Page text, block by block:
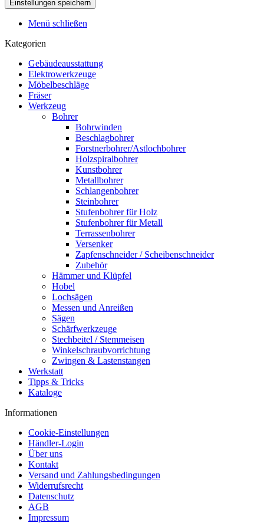
Menü schließen
Kategorien
Gebäudeausstattung
Elektrowerkzeuge
Möbelbeschläge
Fräser
Werkzeug
Bohrer
Bohrwinden
Beschlagbohrer
Forstnerbohrer/Astlochbohrer
Holzspiralbohrer
Kunstbohrer
Metallbohrer
Schlangenbohrer
Steinbohrer
Stufenbohrer für Holz
Stufenbohrer für Metall
Terrassenbohrer
Versenker
Zapfenschneider / Scheibenschneider
Zubehör
Hämmer und Klüpfel
Hobel
Lochsägen
Messen und Anreißen
Sägen
Schärfwerkzeuge
Stechbeitel / Stemmeisen
Winkelschraubvorrichtung
Zwingen & Lastenstangen
Werkstatt
Tipps & Tricks
Kataloge
Informationen
Cookie-Einstellungen
Händler-Login
Über uns
Kontakt
Versand und Zahlungsbedingungen
Widerrufsrecht
Datenschutz
AGB
Impressum